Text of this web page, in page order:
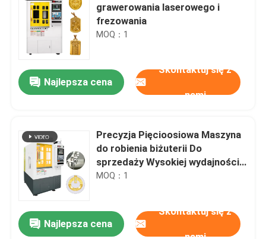
Do domu
Produkty
Pokaz VR
grawerowania laserowego i
frezowania
MOQ：1
Najlepsza cena
Skontaktuj się z
nami
Precyzja Pięcioosiowa Maszyna
do robienia biżuterii Do
sprzedaży Wysokiej wydajności
Produkcja biżuterii
MOQ：1
Najlepsza cena
Skontaktuj się z
nami